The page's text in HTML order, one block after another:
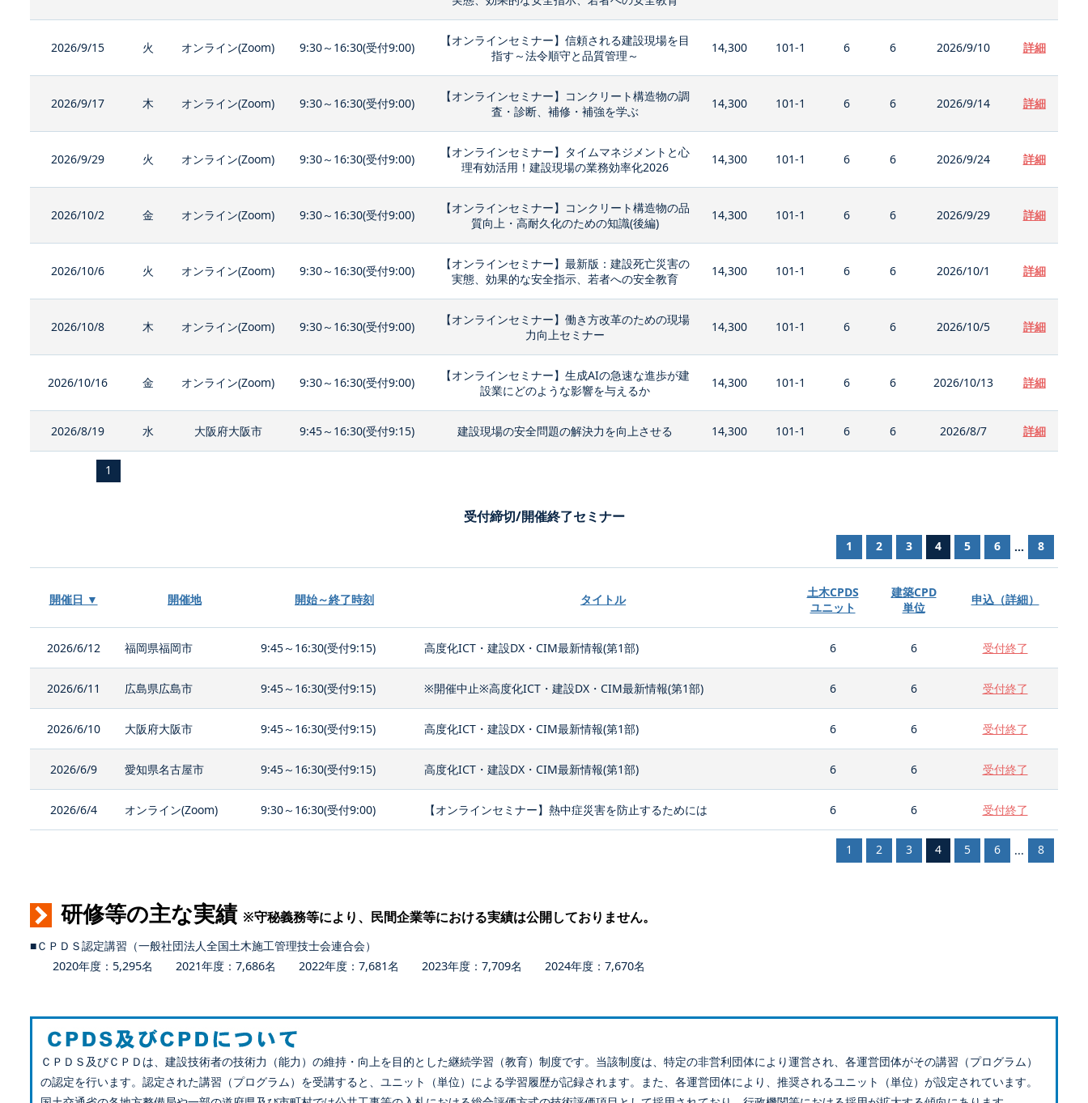
2026/9/15 火 オンライン(Zoom) 9:30～16:30(受付9:00)
【オンラインセミナー】信頼される建設現場を目
指す～法令順守と品質管理～
14,300 101-1 6 6 2026/9/10 詳細
2026/9/17 木 オンライン(Zoom) 9:30～16:30(受付9:00)
【オンラインセミナー】コンクリート構造物の調
査・診断、補修・補強を学ぶ
14,300 101-1 6 6 2026/9/14 詳細
2026/9/29 火 オンライン(Zoom) 9:30～16:30(受付9:00)
【オンラインセミナー】タイムマネジメントと心
理有効活用！建設現場の業務効率化2026
14,300 101-1 6 6 2026/9/24 詳細
2026/10/2 金 オンライン(Zoom) 9:30～16:30(受付9:00)
【オンラインセミナー】コンクリート構造物の品
質向上・高耐久化のための知識(後編)
14,300 101-1 6 6 2026/9/29 詳細
2026/10/6 火 オンライン(Zoom) 9:30～16:30(受付9:00)
【オンラインセミナー】最新版：建設死亡災害の
実態、効果的な安全指示、若者への安全教育
14,300 101-1 6 6 2026/10/1 詳細
2026/10/8 木 オンライン(Zoom) 9:30～16:30(受付9:00)
【オンラインセミナー】働き方改革のための現場
力向上セミナー
14,300 101-1 6 6 2026/10/5 詳細
2026/10/16 金 オンライン(Zoom) 9:30～16:30(受付9:00)
【オンラインセミナー】生成AIの急速な進歩が建
設業にどのような影響を与えるか
14,300 101-1 6 6 2026/10/13 詳細
2026/8/19 水 大阪府大阪市 9:45～16:30(受付9:15) 建設現場の安全問題の解決力を向上させる 14,300 101-1 6 6 2026/8/7 詳細
1
受付締切/開催終了セミナー
1 2 3 4 5 6 ... 8
開催日 ▼ 開催地 開始～終了時刻 タイトル
土木CPDS
ユニット
建築CPD
単位
申込（詳細）
2026/6/12 福岡県福岡市 9:45～16:30(受付9:15) 高度化ICT・建設DX・CIM最新情報(第1部) 6 6 受付終了
2026/6/11 広島県広島市 9:45～16:30(受付9:15) ※開催中止※高度化ICT・建設DX・CIM最新情報(第1部) 6 6 受付終了
2026/6/10 大阪府大阪市 9:45～16:30(受付9:15) 高度化ICT・建設DX・CIM最新情報(第1部) 6 6 受付終了
2026/6/9 愛知県名古屋市 9:45～16:30(受付9:15) 高度化ICT・建設DX・CIM最新情報(第1部) 6 6 受付終了
2026/6/4 オンライン(Zoom) 9:30～16:30(受付9:00) 【オンラインセミナー】熱中症災害を防止するためには 6 6 受付終了
1 2 3 4 5 6 ... 8
研修等の主な実績 ※守秘義務等により、民間企業等における実績は公開しておりません。
■ＣＰＤＳ認定講習（一般社団法人全国土木施工管理技士会連合会）
2020年度：5,295名 2021年度：7,686名 2022年度：7,681名 2023年度：7,709名 2024年度：7,670名
ＣＰＤＳ及びＣＰＤは、建設技術者の技術力（能力）の維持・向上を目的とした継続学習（教育）制度です。当該制度は、特定の非営利団体により運営され、各運営団体がその講習（プログラム）
の認定を行います。認定された講習（プログラム）を受講すると、ユニット（単位）による学習履歴が記録されます。また、各運営団体により、推奨されるユニット（単位）が設定されています。